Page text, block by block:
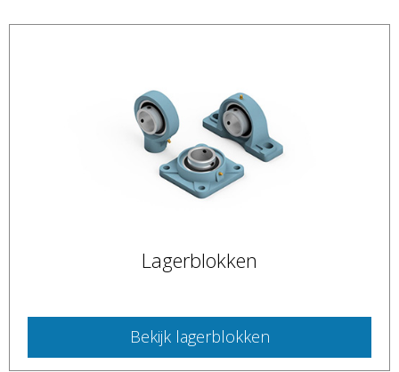
Lagerblokken
Bekijk lagerblokken